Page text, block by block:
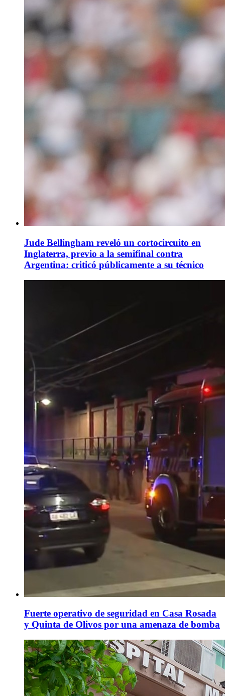
Jude Bellingham reveló un cortocircuito en
Inglaterra, previo a la semifinal contra
Argentina: criticó públicamente a su técnico
Fuerte operativo de seguridad en Casa Rosada
y Quinta de Olivos por una amenaza de bomba